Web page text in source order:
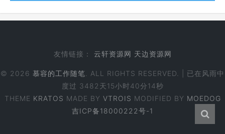
友情链接： 云轩资源网 天边资源网
© 2026 慕容的工作随笔 . ALL RIGHTS RESERVED. | 已在风雨中
度过 3482天15小时40分15秒
THEME KRATOS MADE BY VTROIS MODIFIED BY MOEDOG
吉ICP备18000222号-1